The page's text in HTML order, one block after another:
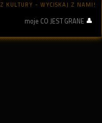
KULTURY - WYCISKAJ Z NAMI!
moje CO JEST GRANE